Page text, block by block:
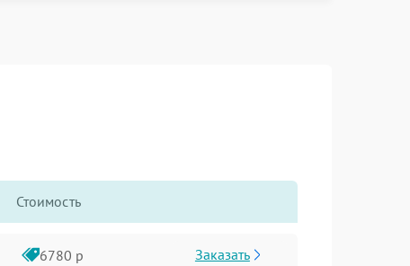
Стоимость
6780 р Заказать